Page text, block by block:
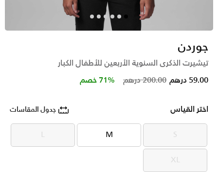
جوردن
تيشيرت الذكرى السنوية الأربعين للأطفال الكبار
Price reduced from
200.00 درهم to 59.00 درهم 71% خصم
اختر القياس جدول المقاسات
S
S
M
M
L
L
XL
XL